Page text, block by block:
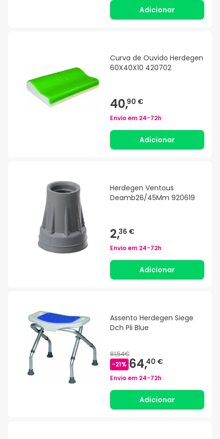
Adicionar
Curva de Ouvido Herdegen
60X40X10 420702
40,90 €
Envio em 24-72h
Adicionar
Herdegen Ventous
Deamb26/45Mm 920619
2,36 €
Envio em 24-72h
Adicionar
Assento Herdegen Siege
Dch Pli Blue
81,54€
-21% 64,40 €
Envio em 24-72h
Adicionar